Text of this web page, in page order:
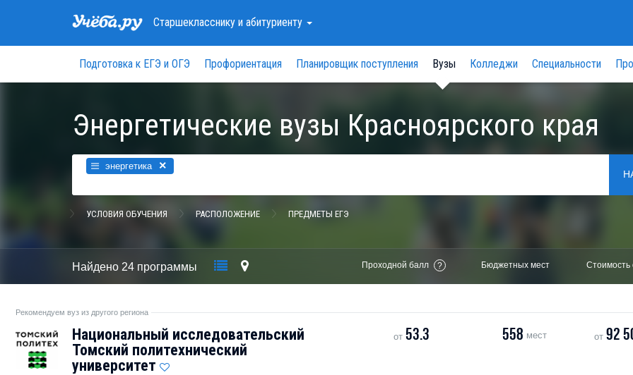
Старшеклассникуи абитуриенту
Подготовка к ЕГЭ и ОГЭ Профориентация Планировщик поступления Вузы Колледжи Специальности
Энергетические вузы Красноярского края
энергетика ×
УСЛОВИЯ ОБУЧЕНИЯ РАСПОЛОЖЕНИЕ ПРЕДМЕТЫ ЕГЭ
Найдено 24 программы Проходной балл ? Бюджетных мест Стоимость
Рекомендуем вуз из другого региона
Национальный исследовательский
Томский политехнический
университет
от53.3 558 мест от 92